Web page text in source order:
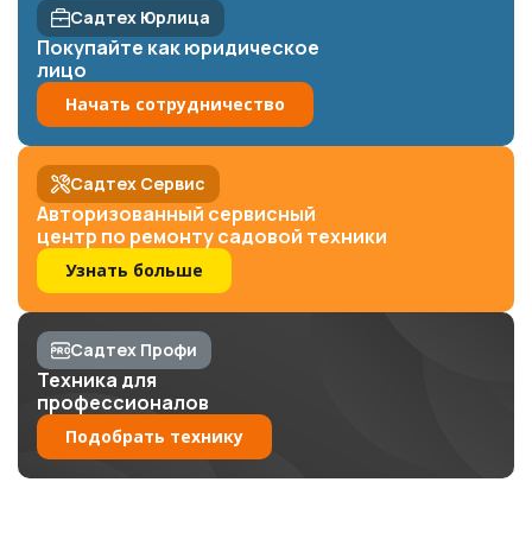
Садтех Юрлица
Покупайте как юридическое
лицо
Начать сотрудничество
Садтех Сервис
Авторизованный сервисный
центр по ремонту садовой техники
Узнать больше
Садтех Профи
Техника для
профессионалов
Подобрать технику